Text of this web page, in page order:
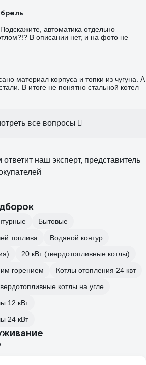
автоматика отдельно
В описании нет, и на фото не
материал корпуса и топки из чугуна. А
В итоге не понятно стальной котел
все вопросы
наш эксперт, представитель
Бытовые
топлива
Водяной контур
20 кВт (твердотопливные котлы)
горением
Котлы отопления 24 квт
котлы на угле
12 кВт
24 кВт